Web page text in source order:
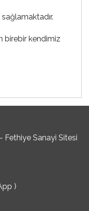
birebir kendimiz
Fethiye Sanayi Sitesi
)